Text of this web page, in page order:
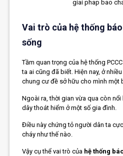
giai phap bao
Vai trò của hệ thống
sống
Tầm quan trọng của hệ thống
ta ai cũng đã biết. Hiện nay, ở
chung cư đề sở hữu cho mình một
Ngoài ra, thời gian vừa qua còn
dây thoát hiểm ở một số gia đình.
Điều này chứng tỏ người dân ta
cháy như thế nào.
Vậy cụ thể vai trò của hệ thống